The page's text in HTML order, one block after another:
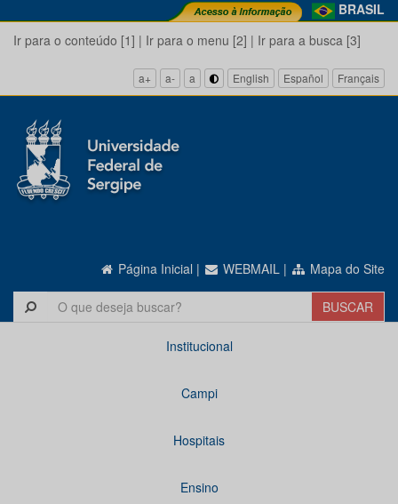
BRASIL
Ir para o conteúdo [1] | Ir para o menu [2] | Ir para a busca [3]
a+ a- a English Español Français
Página Inicial | WEBMAIL | Mapa do Site
Institucional
Campi
Hospitais
Ensino